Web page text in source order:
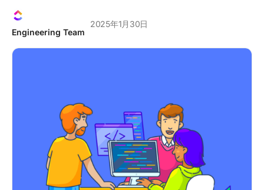
Engineering Team
2025年1月30日